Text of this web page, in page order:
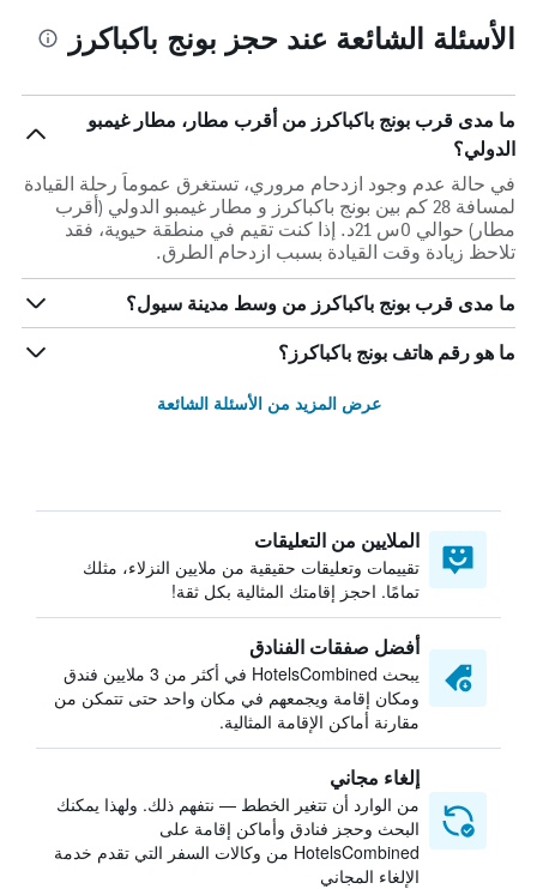
الأسئلة الشائعة عند حجز بونج باكباكرز
ما مدى قرب بونج باكباكرز من أقرب مطار، مطار غيمبو
الدولي؟
في حالة عدم وجود ازدحام مروري، تستغرق عموماً رحلة القيادة
لمسافة 28 كم بين بونج باكباكرز و مطار غيمبو الدولي (أقرب
مطار) حوالي 0س 21د. إذا كنت تقيم في منطقة حيوية، فقد
تلاحظ زيادة وقت القيادة بسبب ازدحام الطرق.
ما مدى قرب بونج باكباكرز من وسط مدينة سيول؟
ما هو رقم هاتف بونج باكباكرز؟
عرض المزيد من الأسئلة الشائعة
الملايين من التعليقات
تقييمات وتعليقات حقيقية من ملايين النزلاء، مثلك
تمامًا. احجز إقامتك المثالية بكل ثقة!
أفضل صفقات الفنادق
يبحث HotelsCombined في أكثر من 3 ملايين فندق
ومكان إقامة ويجمعهم في مكان واحد حتى تتمكن من
مقارنة أماكن الإقامة المثالية.
إلغاء مجاني
من الوارد أن تتغير الخطط — نتفهم ذلك. ولهذا يمكنك
البحث وحجز فنادق وأماكن إقامة على
HotelsCombined من وكالات السفر التي تقدم خدمة
الإلغاء المجاني